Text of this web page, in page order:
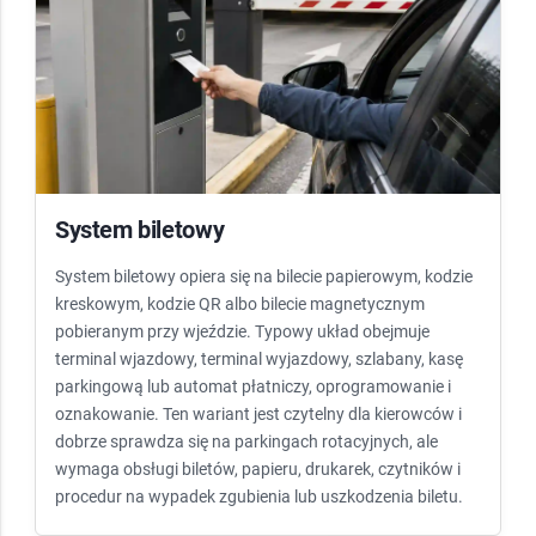
System biletowy
System biletowy opiera się na bilecie papierowym, kodzie
kreskowym, kodzie QR albo bilecie magnetycznym
pobieranym przy wjeździe. Typowy układ obejmuje
terminal wjazdowy, terminal wyjazdowy, szlabany, kasę
parkingową lub automat płatniczy, oprogramowanie i
oznakowanie. Ten wariant jest czytelny dla kierowców i
dobrze sprawdza się na parkingach rotacyjnych, ale
wymaga obsługi biletów, papieru, drukarek, czytników i
procedur na wypadek zgubienia lub uszkodzenia biletu.